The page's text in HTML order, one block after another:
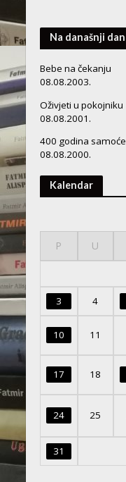
Na današnji dan
Bebe na čekanju
08.08.2003.
Oživjeti u pokojniku
08.08.2001.
400 godina samoće
08.08.2000.
Kalendar
P U
3 4
10 11
17 18
24 25
31